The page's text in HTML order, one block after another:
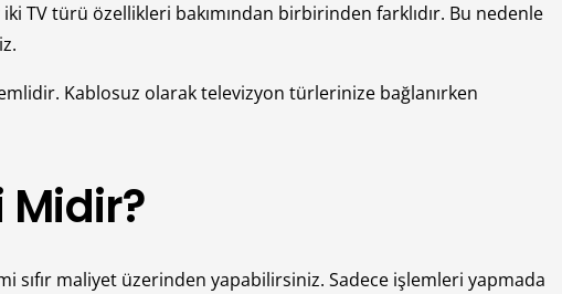
TV türü özellikleri bakımından birbirinden farklıdır. Bu nedenle
Kablosuz olarak televizyon türlerinize bağlanırken
sıfır maliyet üzerinden yapabilirsiniz. Sadece işlemleri yapmada